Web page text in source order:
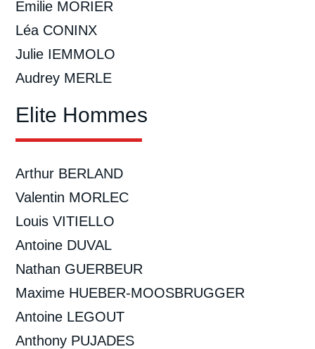
Emilie MORIER
Léa CONINX
Julie IEMMOLO
Audrey MERLE
Elite Hommes
Arthur BERLAND
Valentin MORLEC
Louis VITIELLO
Antoine DUVAL
Nathan GUERBEUR
Maxime HUEBER-MOOSBRUGGER
Antoine LEGOUT
Anthony PUJADES